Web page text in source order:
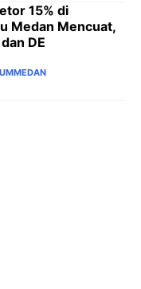
15% di
Medan Mencuat,
DE
MEDAN